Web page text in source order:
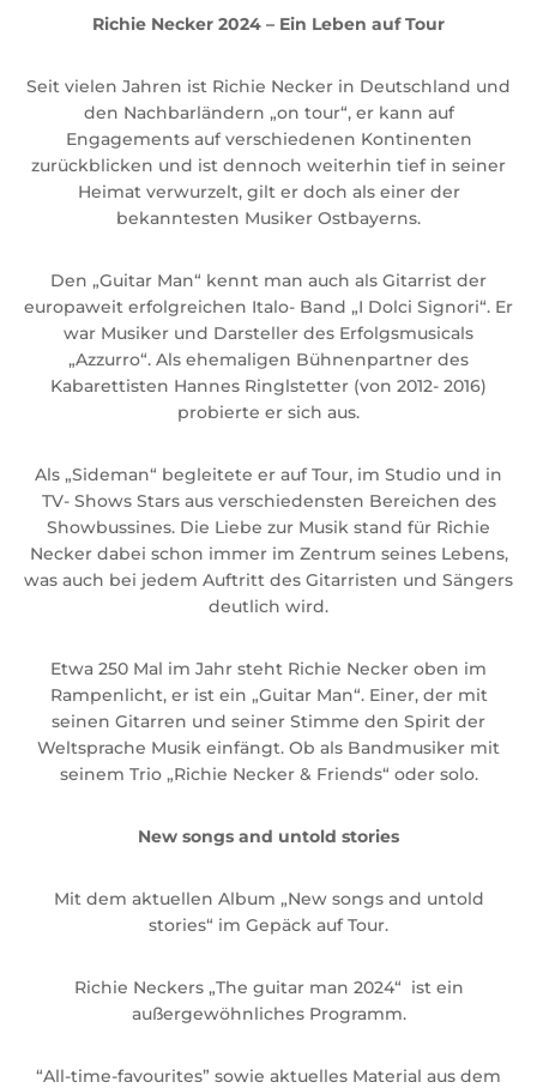
Richie Necker 2024 – Ein Leben auf Tour
Seit vielen Jahren ist Richie Necker in Deutschland und
den Nachbarländern „on tour“, er kann auf
Engagements auf verschiedenen Kontinenten
zurückblicken und ist dennoch weiterhin tief in seiner
Heimat verwurzelt, gilt er doch als einer der
bekanntesten Musiker Ostbayerns.
Den „Guitar Man“ kennt man auch als Gitarrist der
europaweit erfolgreichen Italo- Band „I Dolci Signori“. Er
war Musiker und Darsteller des Erfolgsmusicals
„Azzurro“. Als ehemaligen Bühnenpartner des
Kabarettisten Hannes Ringlstetter (von 2012- 2016)
probierte er sich aus.
Als „Sideman“ begleitete er auf Tour, im Studio und in
TV- Shows Stars aus verschiedensten Bereichen des
Showbussines. Die Liebe zur Musik stand für Richie
Necker dabei schon immer im Zentrum seines Lebens,
was auch bei jedem Auftritt des Gitarristen und Sängers
deutlich wird.
Etwa 250 Mal im Jahr steht Richie Necker oben im
Rampenlicht, er ist ein „Guitar Man“. Einer, der mit
seinen Gitarren und seiner Stimme den Spirit der
Weltsprache Musik einfängt. Ob als Bandmusiker mit
seinem Trio „Richie Necker & Friends“ oder solo.
New songs and untold stories
Mit dem aktuellen Album „New songs and untold
stories“ im Gepäck auf Tour.
Richie Neckers „The guitar man 2024“ ist ein
außergewöhnliches Programm.
“All-time-favourites” sowie aktuelles Material aus dem